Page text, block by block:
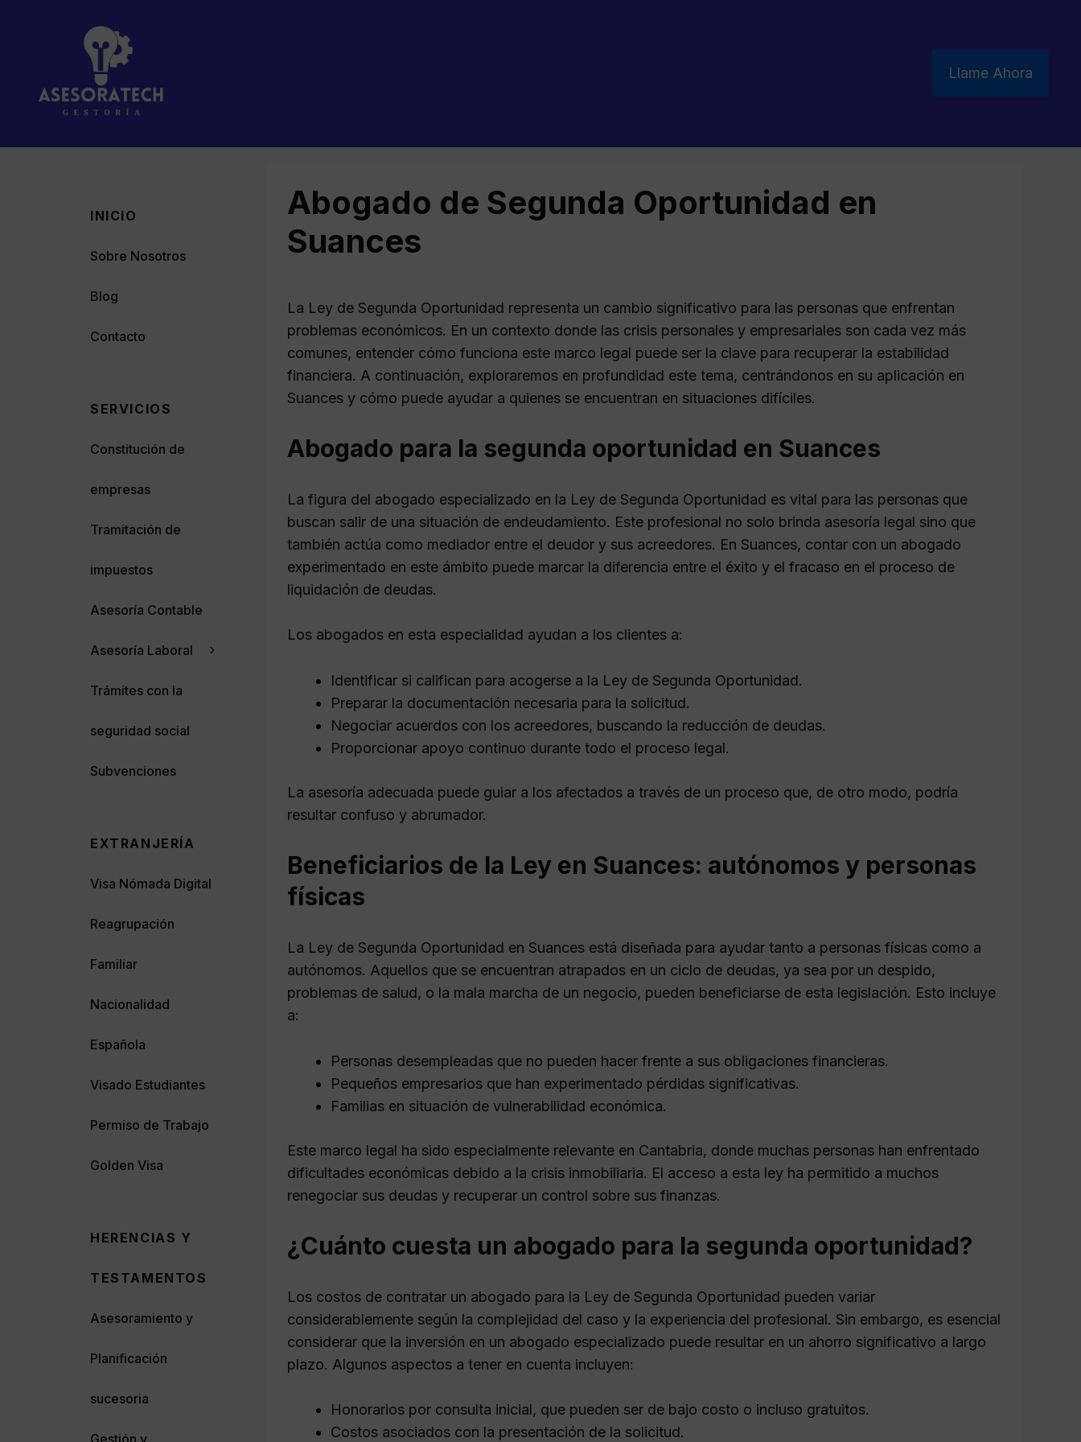
Llame Ahora
Abogado de Segunda Oportunidad en
Suances
La Ley de Segunda Oportunidad representa un cambio significativo para las personas que enfrentan
problemas económicos. En un contexto donde las crisis personales y empresariales son cada vez más
comunes, entender cómo funciona este marco legal puede ser la clave para recuperar la estabilidad
financiera. A continuación, exploraremos en profundidad este tema, centrándonos en su aplicación en
Suances y cómo puede ayudar a quienes se encuentran en situaciones difíciles.
Abogado para la segunda oportunidad en Suances
La figura del abogado especializado en la Ley de Segunda Oportunidad es vital para las personas que
buscan salir de una situación de endeudamiento. Este profesional no solo brinda asesoría legal sino que
también actúa como mediador entre el deudor y sus acreedores. En Suances, contar con un abogado
experimentado en este ámbito puede marcar la diferencia entre el éxito y el fracaso en el proceso de
liquidación de deudas.
Los abogados en esta especialidad ayudan a los clientes a:
Identificar si califican para acogerse a la Ley de Segunda Oportunidad.
Preparar la documentación necesaria para la solicitud.
Negociar acuerdos con los acreedores, buscando la reducción de deudas.
Proporcionar apoyo continuo durante todo el proceso legal.
La asesoría adecuada puede guiar a los afectados a través de un proceso que, de otro modo, podría
resultar confuso y abrumador.
Beneficiarios de la Ley en Suances: autónomos y personas
físicas
La Ley de Segunda Oportunidad en Suances está diseñada para ayudar tanto a personas físicas como a
autónomos. Aquellos que se encuentran atrapados en un ciclo de deudas, ya sea por un despido,
problemas de salud, o la mala marcha de un negocio, pueden beneficiarse de esta legislación. Esto incluye
a:
Personas desempleadas que no pueden hacer frente a sus obligaciones financieras.
Pequeños empresarios que han experimentado pérdidas significativas.
Familias en situación de vulnerabilidad económica.
Este marco legal ha sido especialmente relevante en Cantabria, donde muchas personas han enfrentado
dificultades económicas debido a la crisis inmobiliaria. El acceso a esta ley ha permitido a muchos
renegociar sus deudas y recuperar un control sobre sus finanzas.
¿Cuánto cuesta un abogado para la segunda oportunidad?
Los costos de contratar un abogado para la Ley de Segunda Oportunidad pueden variar
considerablemente según la complejidad del caso y la experiencia del profesional. Sin embargo, es esencial
considerar que la inversión en un abogado especializado puede resultar en un ahorro significativo a largo
plazo. Algunos aspectos a tener en cuenta incluyen:
Honorarios por consulta inicial, que pueden ser de bajo costo o incluso gratuitos.
Costos asociados con la presentación de la solicitud.
INICIO
Sobre Nosotros
Blog
Contacto
SERVICIOS
Constitución de
empresas
Tramitación de
impuestos
Asesoría Contable
Asesoría Laboral
Trámites con la
seguridad social
Subvenciones
EXTRANJERÍA
Visa Nómada Digital
Reagrupación
Familiar
Nacionalidad
Española
Visado Estudiantes
Permiso de Trabajo
Golden Visa
HERENCIAS Y
TESTAMENTOS
Asesoramiento y
Planificación
sucesoria
Gestión y